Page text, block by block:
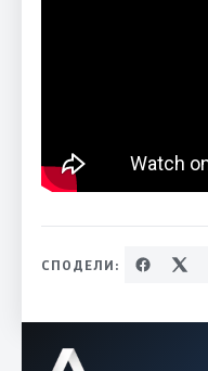
СПОДЕЛИ: